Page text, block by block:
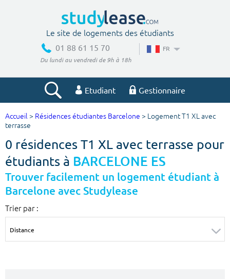
Le site de logements des étudiants
01 88 61 15 70
Du lundi au vendredi de 9h à 18h
FR
Etudiant Gestionnaire
Votre recherche
Ville, école
Budget min
€
Budget max
€
Surface min Surface max
Accueil > Résidences étudiantes Barcelone > Logement T1 XL avec
terrasse
0 résidences T1 XL avec terrasse pour
étudiants à BARCELONE ES
Trouver facilement un logement étudiant à
Barcelone avec Studylease
Trier par :